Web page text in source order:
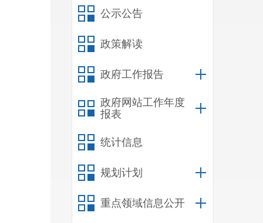
公示公告
政策解读
政府工作报告
政府网站工作年度
报表
统计信息
规划计划
重点领域信息公开